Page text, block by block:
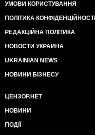
УМОВИ КОРИСТУВАННЯ
ПОЛІТИКА КОНФІДЕНЦІЙНОСТІ
РЕДАКЦІЙНА ПОЛІТИКА
НОВОСТИ УКРАИНА
UKRAINIAN NEWS
НОВИНИ БІЗНЕСУ
ЦЕНЗОР.НЕТ
НОВИНИ
ПОДІЇ